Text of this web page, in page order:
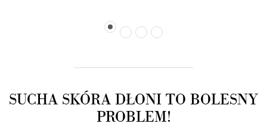
SUCHA SKÓRA DŁONI TO BOLESNY
PROBLEM!